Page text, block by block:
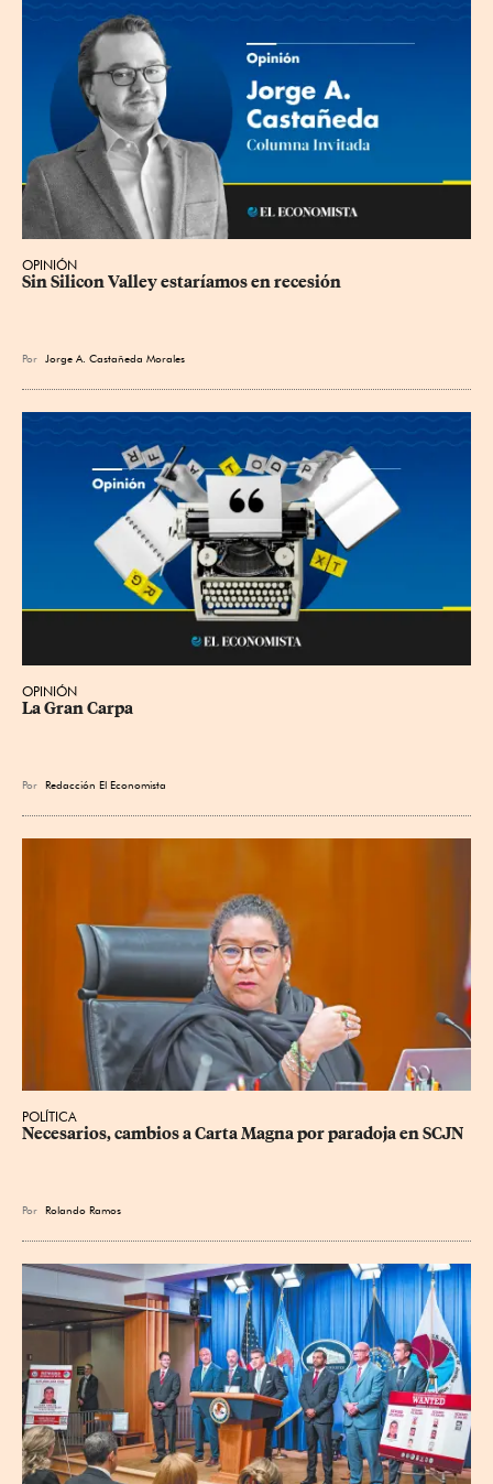
OPINIÓN
Sin Silicon Valley estaríamos en recesión
Por Jorge A. Castañeda Morales
OPINIÓN
La Gran Carpa
Por Redacción El Economista
POLÍTICA
Necesarios, cambios a Carta Magna por paradoja en SCJN
Por Rolando Ramos